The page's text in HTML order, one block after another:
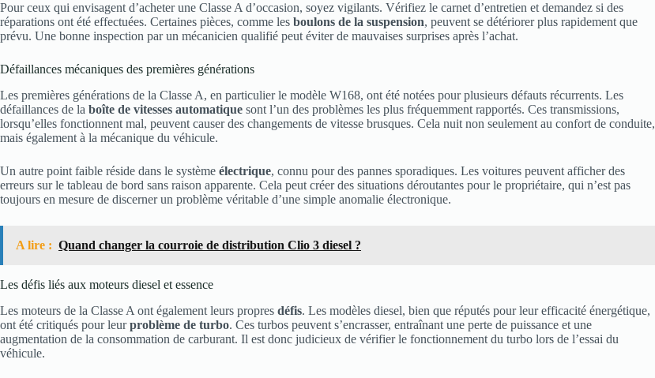
Pour ceux qui envisagent d’acheter une Classe A d’occasion, soyez vigilants. Vérifiez le carnet d’entretien et demandez si des
réparations ont été effectuées. Certaines pièces, comme les boulons de la suspension, peuvent se détériorer plus rapidement que
prévu. Une bonne inspection par un mécanicien qualifié peut éviter de mauvaises surprises après l’achat.
Défaillances mécaniques des premières générations
Les premières générations de la Classe A, en particulier le modèle W168, ont été notées pour plusieurs défauts récurrents. Les
défaillances de la boîte de vitesses automatique sont l’un des problèmes les plus fréquemment rapportés. Ces transmissions,
lorsqu’elles fonctionnent mal, peuvent causer des changements de vitesse brusques. Cela nuit non seulement au confort de conduite,
mais également à la mécanique du véhicule.
Un autre point faible réside dans le système électrique, connu pour des pannes sporadiques. Les voitures peuvent afficher des
erreurs sur le tableau de bord sans raison apparente. Cela peut créer des situations déroutantes pour le propriétaire, qui n’est pas
toujours en mesure de discerner un problème véritable d’une simple anomalie électronique.
A lire : Quand changer la courroie de distribution Clio 3 diesel ?
Les défis liés aux moteurs diesel et essence
Les moteurs de la Classe A ont également leurs propres défis. Les modèles diesel, bien que réputés pour leur efficacité énergétique,
ont été critiqués pour leurproblème de turbo. Ces turbos peuvent s’encrasser, entraînant une perte de puissance et une
augmentation de la consommation de carburant. Il est donc judicieux de vérifier le fonctionnement du turbo lors de l’essai du
véhicule.